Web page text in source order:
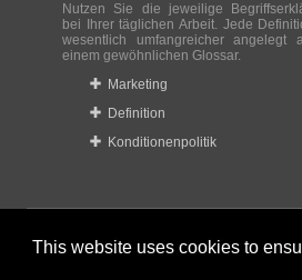
This website uses cookies to
Nutzen Sie die jeweilige
bei Ihrer täglichen Arbeit. Jede
wesentlich umfangreicher angelegt
einem gewöhnlichen Glossar.
Marketing
Definition
Konditionenpolitik